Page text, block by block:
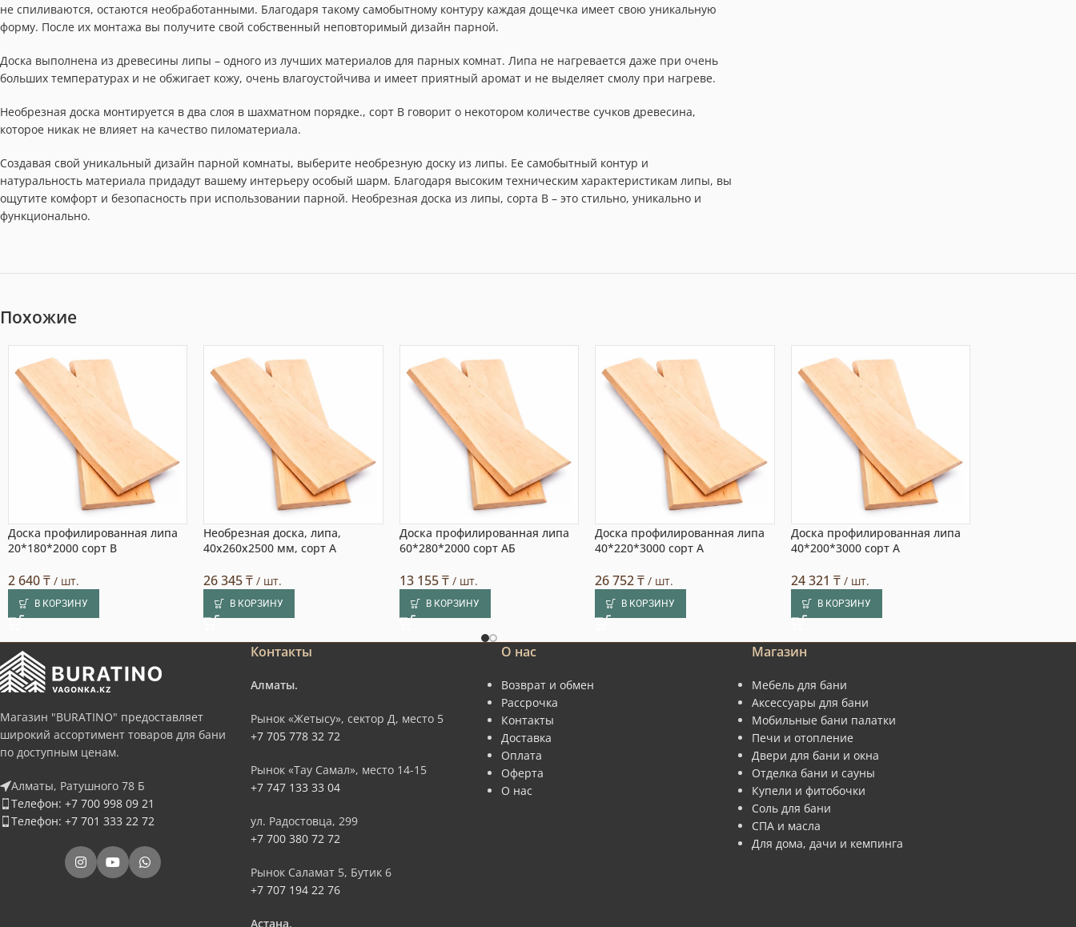
не спиливаются, остаются необработанными. Благодаря такому самобытному контуру каждая дощечка имеет свою уникальную
форму. После их монтажа вы получите свой собственный неповторимый дизайн парной.
Доска выполнена из древесины липы – одного из лучших материалов для парных комнат. Липа не нагревается даже при очень
больших температурах и не обжигает кожу, очень влагоустойчива и имеет приятный аромат и не выделяет смолу при нагреве.
Необрезная доска монтируется в два слоя в шахматном порядке., сорт В говорит о некотором количестве сучков древесина,
которое никак не влияет на качество пиломатериала.
Создавая свой уникальный дизайн парной комнаты, выберите необрезную доску из липы. Ее самобытный контур и
натуральность материала придадут вашему интерьеру особый шарм. Благодаря высоким техническим характеристикам липы, вы
ощутите комфорт и безопасность при использовании парной. Необрезная доска из липы, сорта B – это стильно, уникально и
функционально.
Похожие
Доска профилированная липа
20*180*2000 сорт В
2 640₸ / шт.
В КОРЗИНУ
Необрезная доска, липа,
40x260x2500 мм, сорт A
26 345₸ / шт.
В КОРЗИНУ
Доска профилированная липа
60*280*2000 сорт АБ
13 155₸/ шт.
В КОРЗИНУ
Доска профилированная липа
40*220*3000 сорт А
26 752₸ / шт.
В КОРЗИНУ
Доска профилированная липа
40*200*3000 сорт А
24 321 ₸/ шт.
В КОРЗИНУ
Магазин "BURATINO" предоставляет
широкий ассортимент товаров для бани
по доступным ценам.
Алматы, Ратушного 78 Б
Телефон: +7 700 998 09 21
Телефон: +7 701 333 22 72
Контакты
Алматы.
Рынок «Жетысу», сектор Д, место 5
+7 705 778 32 72
Рынок «Тау Самал», место 14-15
+7 747 133 33 04
ул. Радостовца, 299
+7 700 380 72 72
Рынок Саламат 5, Бутик 6
+7 707 194 22 76
Астана.
О нас
Возврат и обмен
Рассрочка
Контакты
Доставка
Оплата
Оферта
О нас
Магазин
Мебель для бани
Аксессуары для бани
Мобильные бани палатки
Печи и отопление
Двери для бани и окна
Отделка бани и сауны
Купели и фитобочки
Соль для бани
СПА и масла
Для дома, дачи и кемпинга